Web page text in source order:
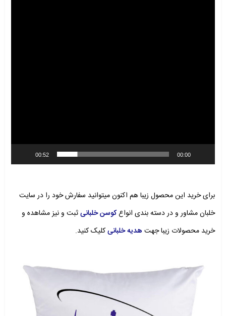
00:00
00:52
برای خرید این محصول زیبا هم اکنون میتوانید سفارش خود را در سایت
خلبان مشاور و در دسته بندی انواعکوسن خلبانیثبت و نیز مشاهده و
خرید محصولات زیبا جهت هدیه خلبانیکلیک کنید.